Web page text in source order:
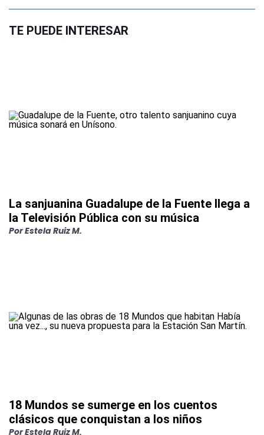
TE PUEDE INTERESAR
La sanjuanina Guadalupe de la Fuente llega a
la Televisión Pública con su música
PorEstela Ruiz M.
18 Mundos se sumerge en los cuentos
clásicos que conquistan a los niños
PorEstela Ruiz M.